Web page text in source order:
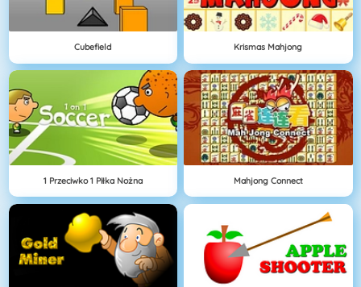
Cubefield Krismas Mahjong
1 Przeciwko 1 Piłka Nożna Mahjong Connect